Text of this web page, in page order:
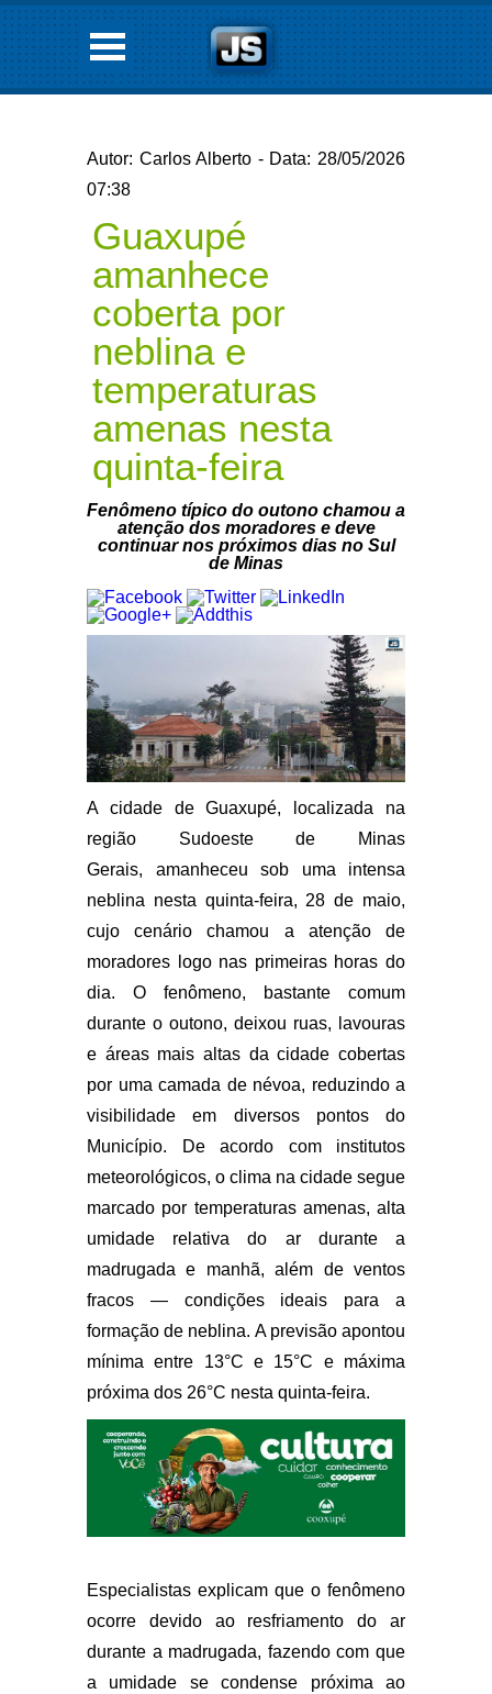
Autor: Carlos Alberto - Data: 28/05/2026
07:38
Guaxupé
amanhece
coberta por
neblina e
temperaturas
amenas nesta
quinta-feira
Fenômeno típico do outono chamou a
atenção dos moradores e deve
continuar nos próximos dias no Sul
de Minas
A cidade deGuaxupé, localizada na
região Sudoeste de Minas
Gerais, amanheceu sob uma intensa
neblina nesta quinta-feira, 28 de maio,
cujo cenário chamou a atenção de
moradores logo nas primeiras horas do
dia. O fenômeno, bastante comum
durante o outono, deixou ruas, lavouras
e áreas mais altas da cidade cobertas
por uma camada de névoa, reduzindo a
visibilidade em diversos pontos do
Município. De acordo com institutos
meteorológicos, o clima na cidade segue
marcado por temperaturas amenas, alta
umidade relativa do ar durante a
madrugada e manhã, além de ventos
fracos — condições ideais para a
formação de neblina. A previsão apontou
mínima entre 13°C e 15°C e máxima
próxima dos 26°C nesta quinta-feira.
Especialistas explicam que o fenômeno
ocorre devido ao resfriamento do ar
durante a madrugada, fazendo com que
a umidade se condense próxima ao